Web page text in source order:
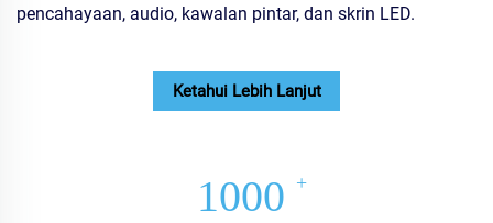
pencahayaan, audio, kawalan pintar, dan skrin LED.
Ketahui Lebih Lanjut
1000